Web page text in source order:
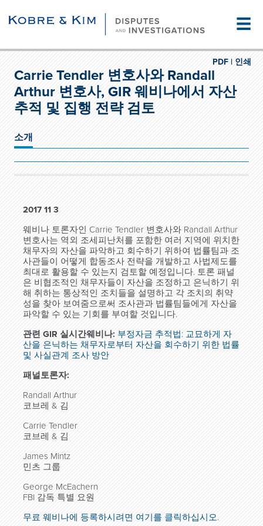
☰
인쇄
PDF |
Carrie Tendler 변호사와 Randall
Arthur 변호사, GIR 웨비나에서 자산
추적 및 집행 전략 검토
소개
2017 11 3
웨비나 토론자인 Carrie Tendler 변호사와 Randall Arthur
변호사는 역외 조세피난처를 포함한 여러 지역에 위치한
채무자의 자산을 파악하고 회수하기 위하여 법률팀과 조
사관들이 어떻게 합동조사 전략을 개발하고 사법제도를
최대로 활용할 수 있는지 검토할 예정입니다. 토론 패널
은 비협조적인 채무자들이 자산을 조정하고 은닉하기 위
해 취하는 통상적인 조치들을 설명하고 각 조치의 취약
성을 찾아 보여줌으로써 조사관과 법률팀들에게 자산을
파악할 수 있는 기회를 부여할 것입니다.
관련 GIR 실시간웨비나: 부정자금 추적법: 교묘하게 자
산을 은닉하는 채무자로부터 자산을 회수하기 위한 법률
및 사실관계 조사 방안
패널토론자:
Randall Arthur
코브레 & 김
Carrie Tendler
코브레 & 김
James Mintz
민츠 그룹
George McEachern
FBI 감독 특별 요원
무료 웨비나에 등록하시려면 여기를 클릭하십시오.